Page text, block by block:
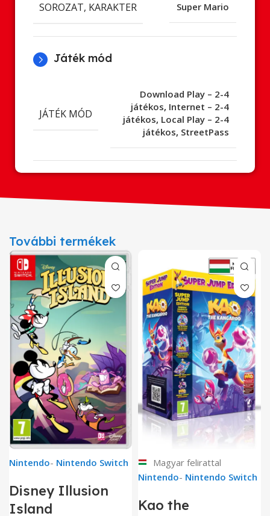
SOROZAT, KARAKTER Super Mario
Játék mód
JÁTÉK MÓD
Download Play – 2-4
játékos, Internet – 2-4
játékos, Local Play – 2-4
játékos, StreetPass
További termékek
Nintendo- Nintendo Switch
Disney Illusion
Island
Magyar felirattal
Nintendo- Nintendo Switch
Kao the